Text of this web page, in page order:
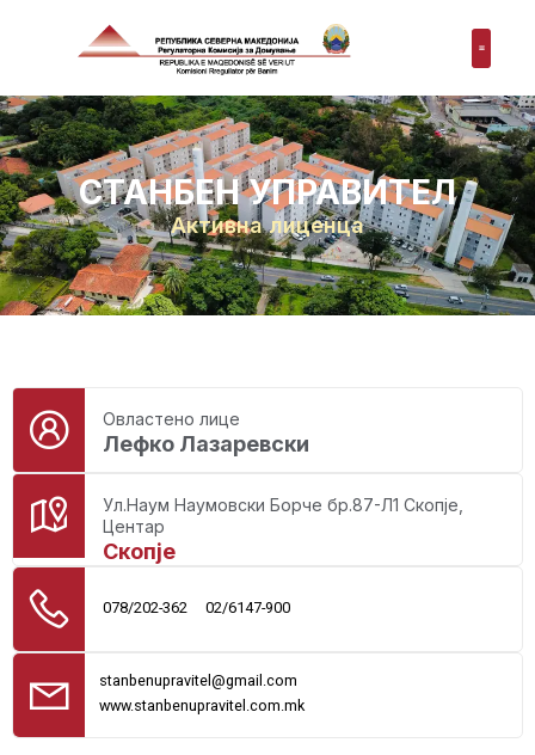
СТАНБЕН УПРАВИТЕЛ
Активна лиценца
Овластено лице
Лефко Лазаревски
Ул.Наум Наумовски Борче бр.87-Л1 Скопје,
Центар
Скопје
078/202-362 02/6147-900
stanbenupravitel@gmail.com
www.stanbenupravitel.com.mk